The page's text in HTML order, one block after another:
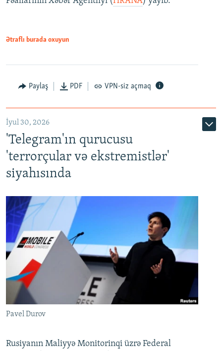
Ətraflı burada oxuyun
Paylaş PDF VPN-siz açmaq
İyul 30, 2026
'Telegram'ın qurucusu
'terrorçular və ekstremistlər'
siyahısında
Pavel Durov
Rusiyanın Maliyyə Monitorinqi üzrə Federal